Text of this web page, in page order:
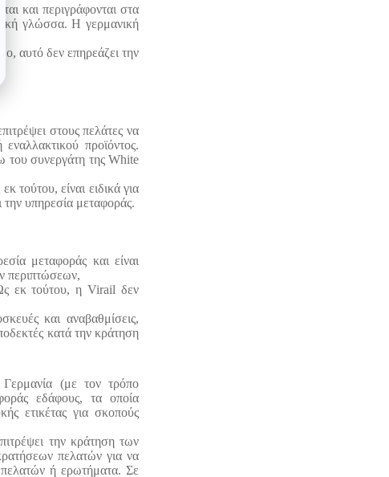
και περιγράφονται στα
γλώσσα. Η γερμανική
αυτό δεν επηρεάζει την
στους πελάτες να
προϊόντος.
του συνεργάτη της White
τούτου, είναι ειδικά για
υπηρεσία μεταφοράς.
μεταφοράς και είναι
περιπτώσεων,
εκ τούτου, η Virail δεν
και αναβαθμίσεις,
κατά την κράτηση
(με τον τρόπο
εδάφους, τα οποία
ετικέτας για σκοπούς
την κράτηση των
πελατών για να
πελατών ή ερωτήματα. Σε